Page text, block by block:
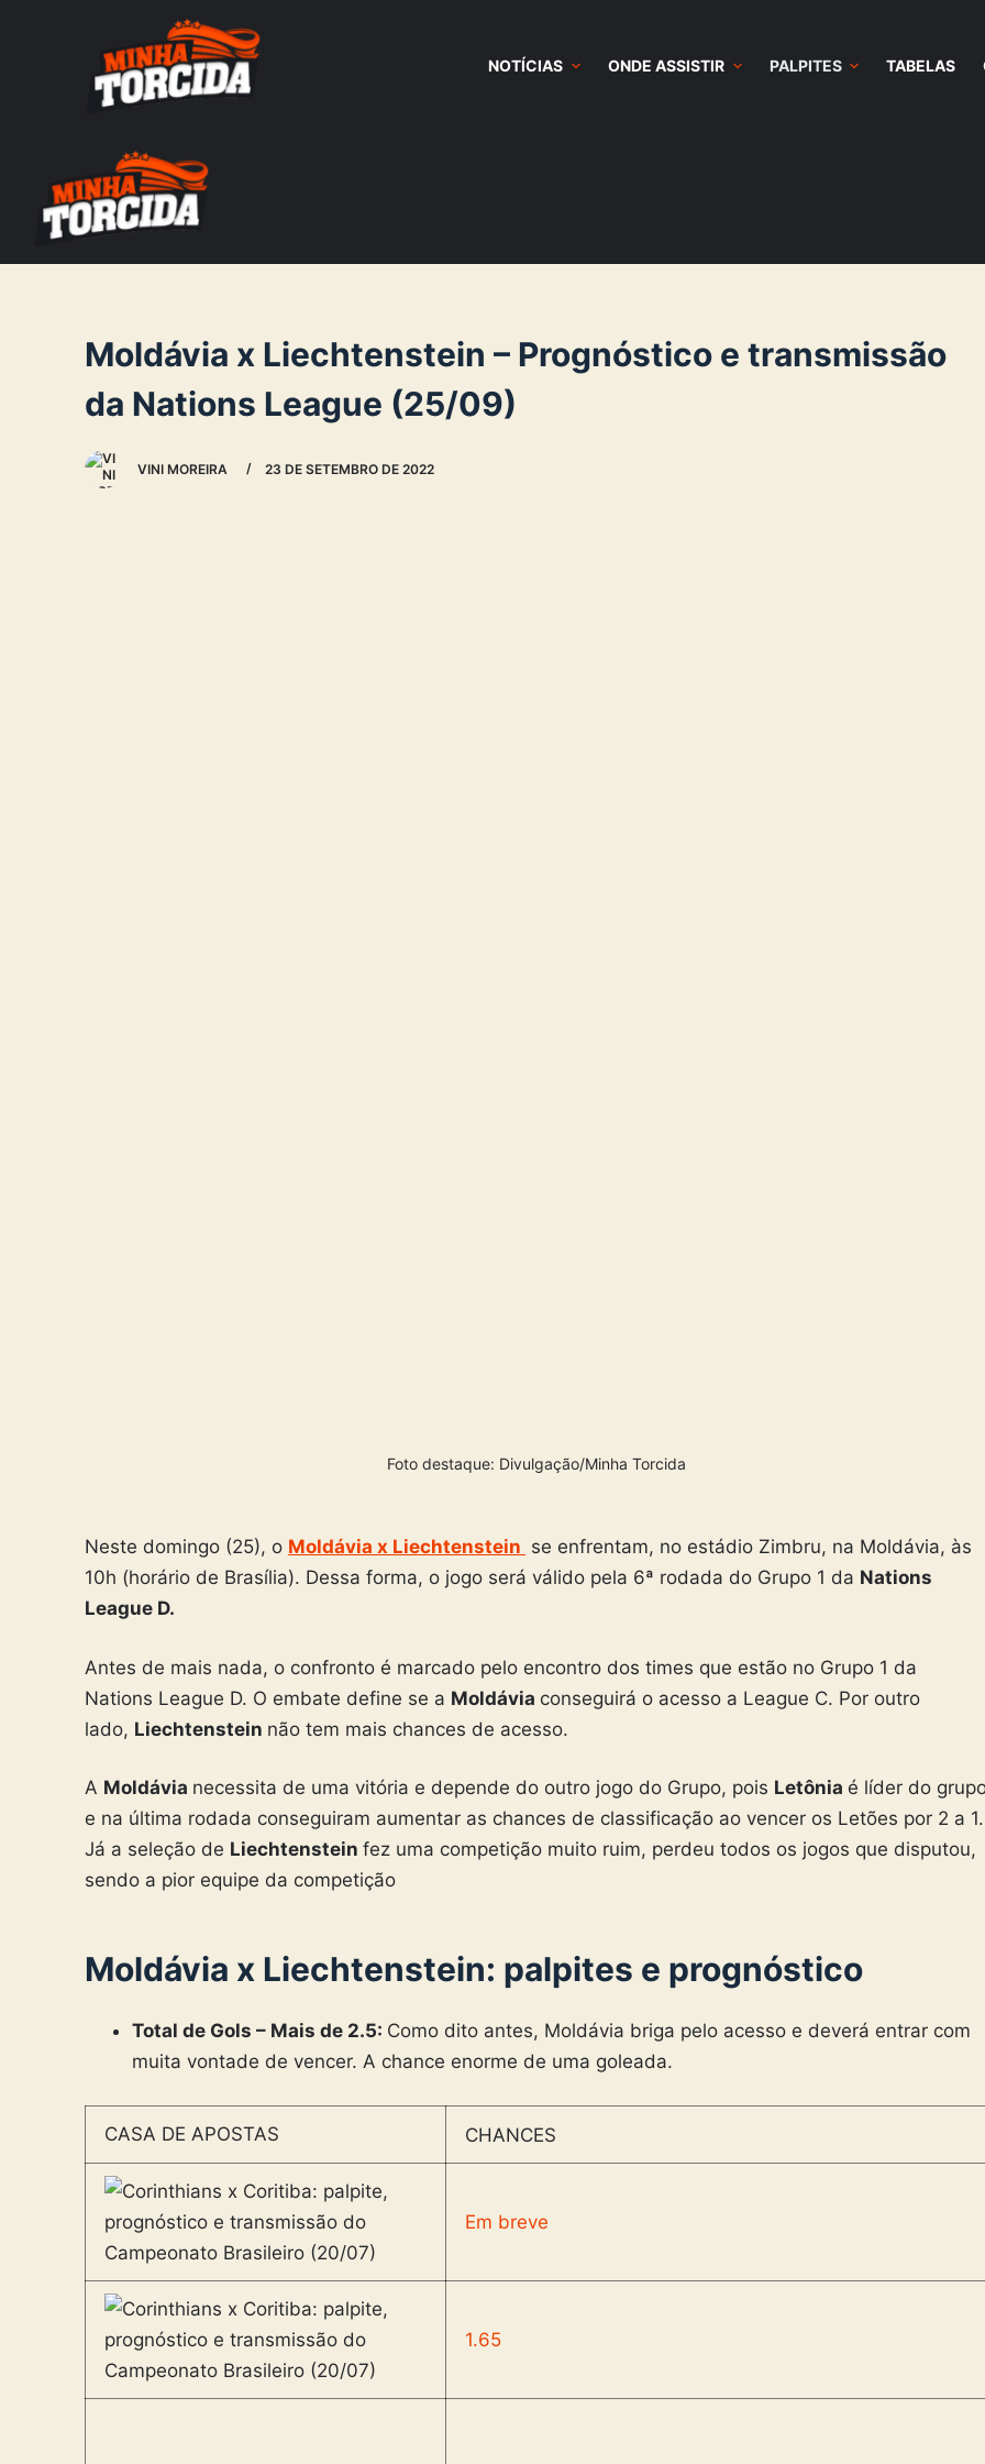
NOTÍCIAS ONDE ASSISTIR PALPITES TABELAS
Moldávia x Liechtenstein – Prognóstico e transmissão
da Nations League (25/09)
VINI MOREIRA 23 DE SETEMBRO DE 2022
Foto destaque: Divulgação/Minha Torcida
Neste domingo (25), o Moldávia x Liechtenstein se enfrentam, no estádio Zimbru, na Moldávia, às
10h (horário de Brasília). Dessa forma, o jogo será válido pela 6ª rodada do Grupo 1 da Nations
League D.
Antes de mais nada, o confronto é marcado pelo encontro dos times que estão no Grupo 1 da
Nations League D. O embate define se a Moldávia conseguirá o acesso a League C. Por outro
lado, Liechtenstein não tem mais chances de acesso.
A Moldávia necessita de uma vitória e depende do outro jogo do Grupo, pois Letônia é líder do
e na última rodada conseguiram aumentar as chances de classificação ao vencer os Letões por 2 a 1.
Já a seleção de Liechtenstein fez uma competição muito ruim, perdeu todos os jogos que disputou,
sendo a pior equipe da competição
Moldávia x Liechtenstein: palpites e prognóstico
Total de Gols – Mais de 2.5: Como dito antes, Moldávia briga pelo acesso e deverá entrar com
muita vontade de vencer. A chance enorme de uma goleada.
CASA DE APOSTAS CHANCES
Em breve
1.65